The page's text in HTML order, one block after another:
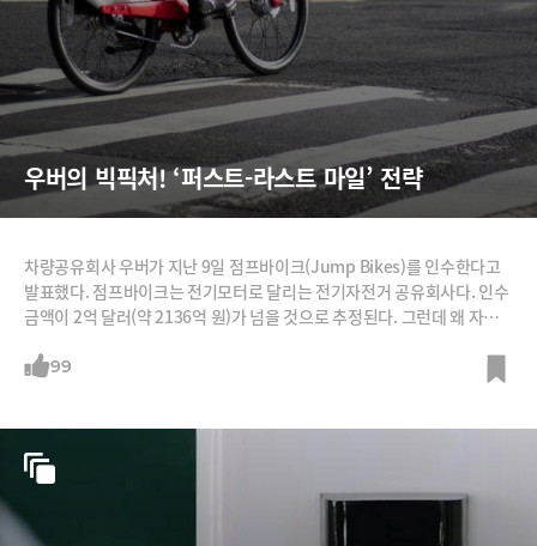
우버의 빅픽처! ‘퍼스트-라스트 마일’ 전략
차량공유회사 우버가 지난 9일 점프바이크(Jump Bikes)를 인수한다고
발표했다. 점프바이크는 전기모터로 달리는 전기자전거 공유회사다. 인수
금액이 2억 달러(약 2136억 원)가 넘을 것으로 추정된다. 그런데 왜 자동
는 판단이다. 우버는 지난 2월 한 달간 샌프란시스코에서 우버 앱에서 점프
99